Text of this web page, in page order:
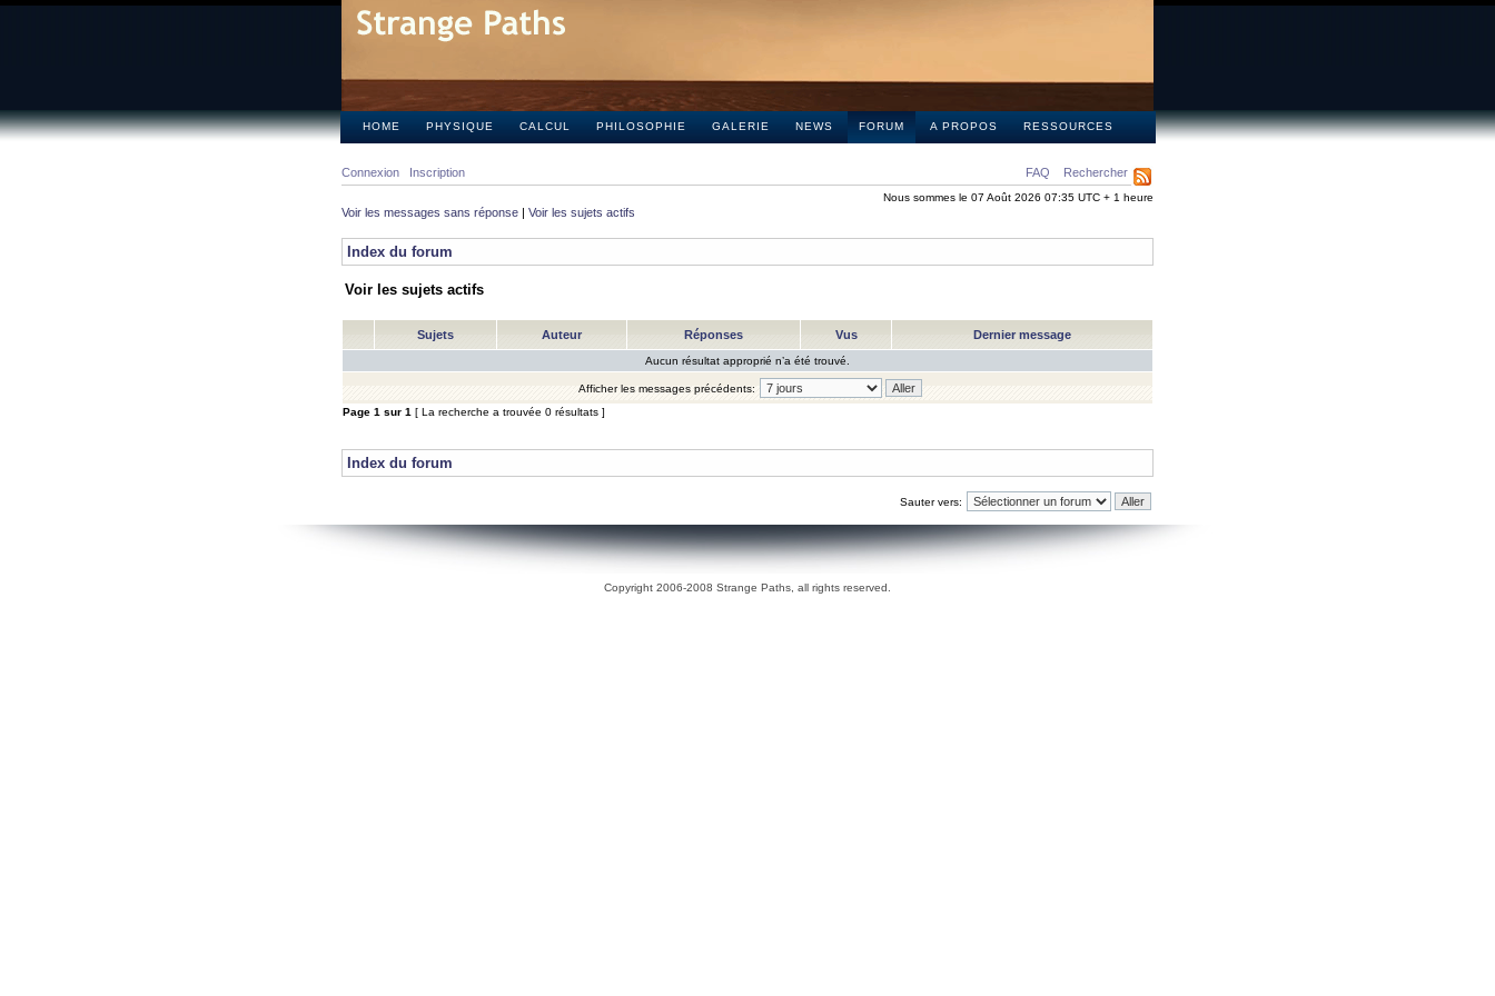
HOME PHYSIQUE CALCUL PHILOSOPHIE GALERIE NEWS FORUM A PROPOS RESSOURCES
FAQ Rechercher
Connexion Inscription
Nous sommes le 07 Août 2026 07:35 UTC + 1 heure
Voir les messages sans réponse | Voir les sujets actifs
Index du forum
Voir les sujets actifs
Sujets Auteur Réponses Vus Dernier message
Aucun résultat approprié n’a été trouvé.
Afficher les messages précédents:
Page 1 sur 1 [ La recherche a trouvée 0 résultats ]
Index du forum
Sauter vers:
Copyright 2006-2008 Strange Paths, all rights reserved.